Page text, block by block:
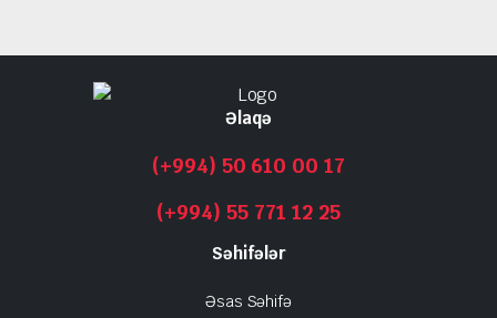
Əlaqə
(+994) 50 610 00 17
(+994) 55 771 12 25
Səhifələr
Əsas Səhifə